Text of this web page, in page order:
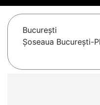
Bucureşti
Șoseaua București-